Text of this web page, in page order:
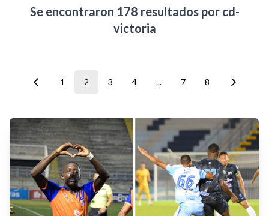
Se encontraron 178 resultados por cd-
victoria
1 2 3 4 ... 7 8